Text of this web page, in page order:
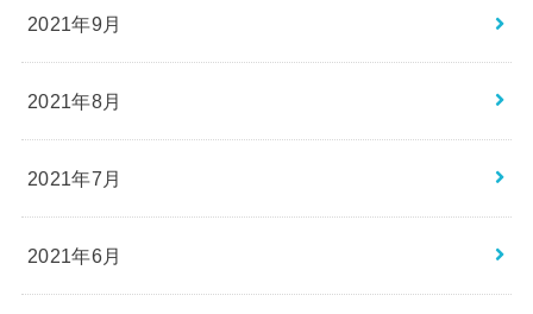
2021年9月
2021年8月
2021年7月
2021年6月